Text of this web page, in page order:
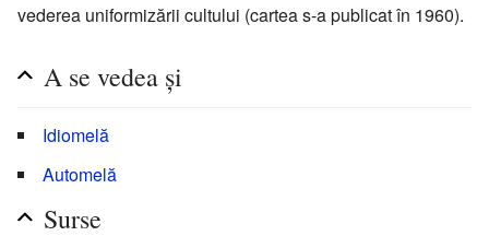
vederea uniformizării cultului (cartea s-a publicat în 1960).
A se vedea și
Idiomelă
Automelă
Surse